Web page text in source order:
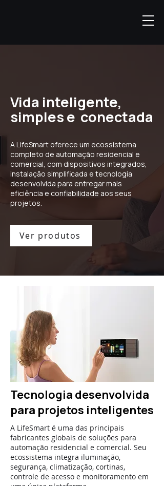
Vida inteligente,
simples e conectada
A LifeSmart oferece um ecossistema
completo de automação residencial e
comercial, com dispositivos integrados,
instalação simplificada e tecnologia
desenvolvida para entregar mais
eficiência e confiabilidade aos seus
projetos.
Ver produtos
Tecnologia desenvolvida
para projetos inteligentes
A LifeSmart é uma das principais
fabricantes globais de soluções para
automação residencial e comercial. Seu
ecossistema integra iluminação,
segurança, climatização, cortinas,
controle de acesso e monitoramento em